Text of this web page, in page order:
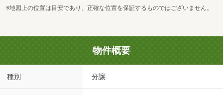
※地図上の位置は目安であり、正確な位置を保証するものではございません。
物件概要
種別 分譲